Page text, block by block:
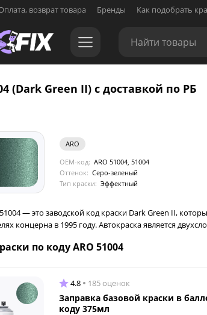
возврат товара Бренды Как подобрать
(Dark Green II) с доставкой по РБ
ARO
OEM-код: ARO 51004, 51004
Оттенок: Серо-зеленый
Тип краски: Эффектный
— это заводской код краски Dark Green II,
концерна в 1995 году. Автокраска является
по коду ARO 51004
4.8 185 оценок
Заправка базовой краски в
коду 375мл